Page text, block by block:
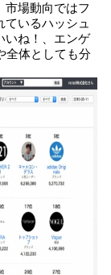
市場動向ではフ
ているハッシュ
いね！、エンゲ
全体としても分